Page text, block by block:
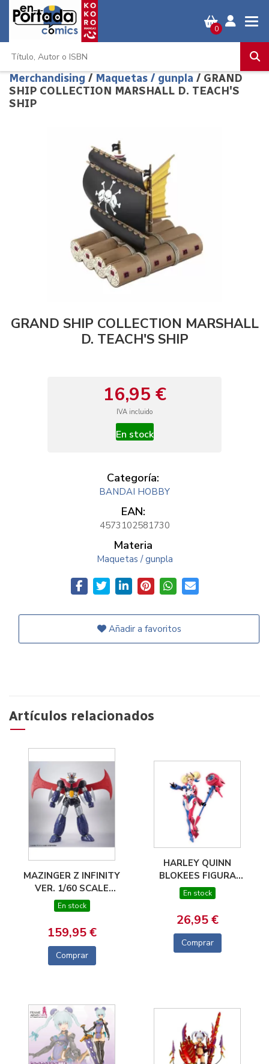
0
Merchandising / Maquetas / gunpla / GRAND
SHIP COLLECTION MARSHALL D. TEACH'S
SHIP
GRAND SHIP COLLECTION MARSHALL
D. TEACH'S SHIP
16,95 €
IVA incluido
En stock
Categoría:
BANDAI HOBBY
EAN:
4573102581730
Materia
Maquetas / gunpla
Añadir a favoritos
Artículos relacionados
MAZINGER Z INFINITY
VER. 1/60 SCALE
MODEL BANDAI
NAMCO
En stock
159,95 €
Comprar
HARLEY QUINN
BLOKEES FIGURA
CHAMPION CLASS DC
04
En stock
26,95 €
Comprar